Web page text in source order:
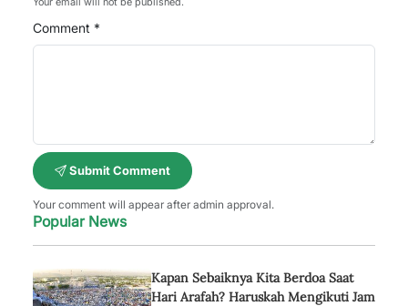
Comment *
Submit Comment
Your comment will appear after admin approval.
Popular News
Kapan Sebaiknya Kita Berdoa Saat
Hari Arafah? Haruskah Mengikuti Jam